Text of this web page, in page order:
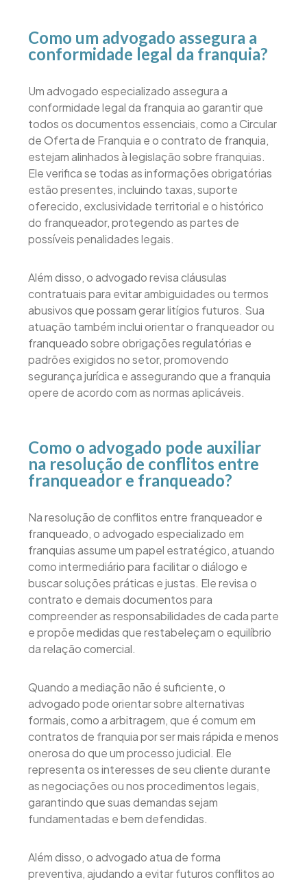
Como um advogado assegura a
conformidade legal da franquia?
Um advogado especializado assegura a
conformidade legal da franquia ao garantir que
todos os documentos essenciais, como a Circular
de Oferta de Franquia e o contrato de franquia,
estejam alinhados à legislação sobre franquias.
Ele verifica se todas as informações obrigatórias
estão presentes, incluindo taxas, suporte
oferecido, exclusividade territorial e o histórico
do franqueador, protegendo as partes de
possíveis penalidades legais.
Além disso, o advogado revisa cláusulas
contratuais para evitar ambiguidades ou termos
abusivos que possam gerar litígios futuros. Sua
atuação também inclui orientar o franqueador ou
franqueado sobre obrigações regulatórias e
padrões exigidos no setor, promovendo
segurança jurídica e assegurando que a franquia
opere de acordo com as normas aplicáveis.
Como o advogado pode auxiliar
na resolução de conflitos entre
franqueador e franqueado?
Na resolução de conflitos entre franqueador e
franqueado, o advogado especializado em
franquias assume um papel estratégico, atuando
como intermediário para facilitar o diálogo e
buscar soluções práticas e justas. Ele revisa o
contrato e demais documentos para
compreender as responsabilidades de cada parte
e propõe medidas que restabeleçam o equilíbrio
da relação comercial.
Quando a mediação não é suficiente, o
advogado pode orientar sobre alternativas
formais, como a arbitragem, que é comum em
contratos de franquia por ser mais rápida e menos
onerosa do que um processo judicial. Ele
representa os interesses de seu cliente durante
as negociações ou nos procedimentos legais,
garantindo que suas demandas sejam
fundamentadas e bem defendidas.
Além disso, o advogado atua de forma
preventiva, ajudando a evitar futuros conflitos ao